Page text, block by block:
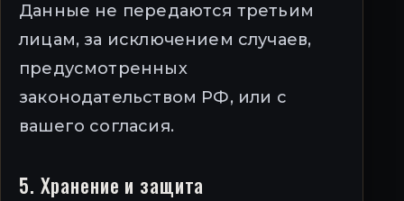
Данные не передаются третьим
лицам, за исключением случаев,
предусмотренных
законодательством РФ, или с
вашего согласия.
5. Хранение и защита